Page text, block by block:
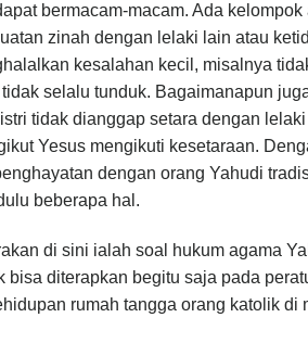
bermacam-macam. Ada
zinah dengan lelaki lain atau
kesalahan kecil, misalnya
selalu tunduk. Bagaimanapun
tidak dianggap setara dengan
Yesus mengikuti kesetaraan.
dengan orang Yahudi
beberapa hal.
di sini ialah soal hukum agama
bisa diterapkan begitu saja pada
rumah tangga orang katolik di